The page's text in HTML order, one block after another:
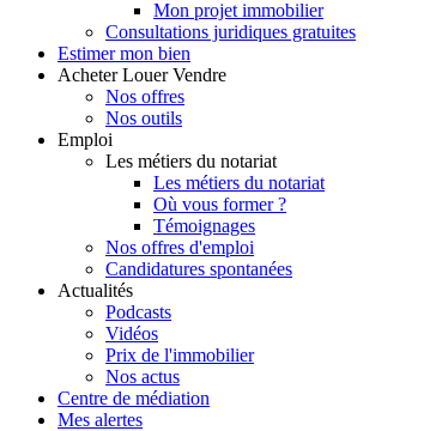
Mon projet immobilier
Consultations juridiques gratuites
Estimer mon bien
Acheter Louer Vendre
Nos offres
Nos outils
Emploi
Les métiers du notariat
Les métiers du notariat
Où vous former ?
Témoignages
Nos offres d'emploi
Candidatures spontanées
Actualités
Podcasts
Vidéos
Prix de l'immobilier
Nos actus
Centre de médiation
Mes alertes